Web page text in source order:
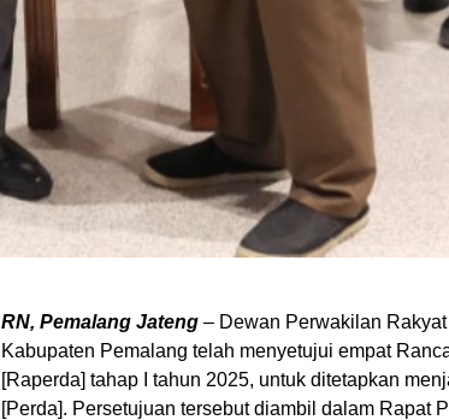
RN, Pemalang Jateng – Dewan Perwakilan
Kabupaten Pemalang telah menyetujui empat
[Raperda] tahap I tahun 2025, untuk ditetapkan
[Perda]. Persetujuan tersebut diambil dalam Rapat